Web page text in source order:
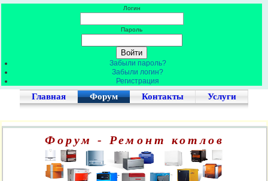
Логин
Пароль
Забыли пароль?
Забыли логин?
Регистрация
Главная Форум Контакты Услуги
Форум - Ремонт котлов